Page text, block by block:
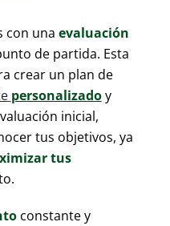
con una evaluación
de partida. Esta
crear un plan de
personalizadoy
inicial,
tus objetivos, ya
tus
constante y